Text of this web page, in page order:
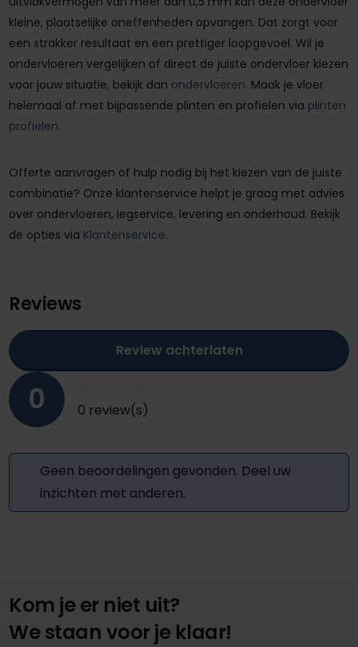
kleine, plaatselijke oneffenheden opvangen. Dat zorgt voor
een strakker resultaat en een prettiger loopgevoel. Wil je
ondervloeren vergelijken of direct de juiste ondervloer kiezen
voor jouw situatie, bekijk dan ondervloeren. Maak je vloer
helemaal af met bijpassende plinten en profielen via plinten
profielen.
Offerte aanvragen of hulp nodig bij het kiezen van de juiste
combinatie? Onze klantenservice helpt je graag met advies
over ondervloeren, legservice, levering en onderhoud. Bekijk
de opties via Klantenservice.
Reviews
0 0 review(s)
Review achterlaten
Geen beoordelingen gevonden. Deel uw
inzichten met anderen.
Kom je er niet uit?
We staan voor je klaar!